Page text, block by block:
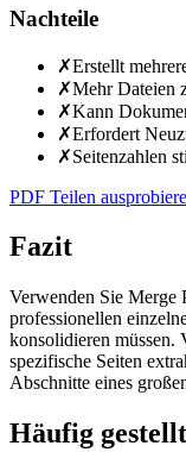
Nachteile
✗Erstellt
✗Mehr Dateien
✗Kann
✗Erfordert
✗Seitenzahlen
PDF Teilen
Fazit
Verwenden Sie Merge
professionellen
konsolidieren müssen.
spezifische Seiten
Abschnitte eines
Häufig